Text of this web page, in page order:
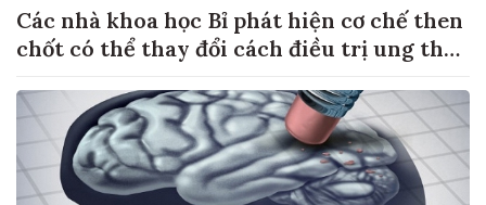
Các nhà khoa học Bỉ phát hiện cơ chế then
chốt có thể thay đổi cách điều trị ung thư